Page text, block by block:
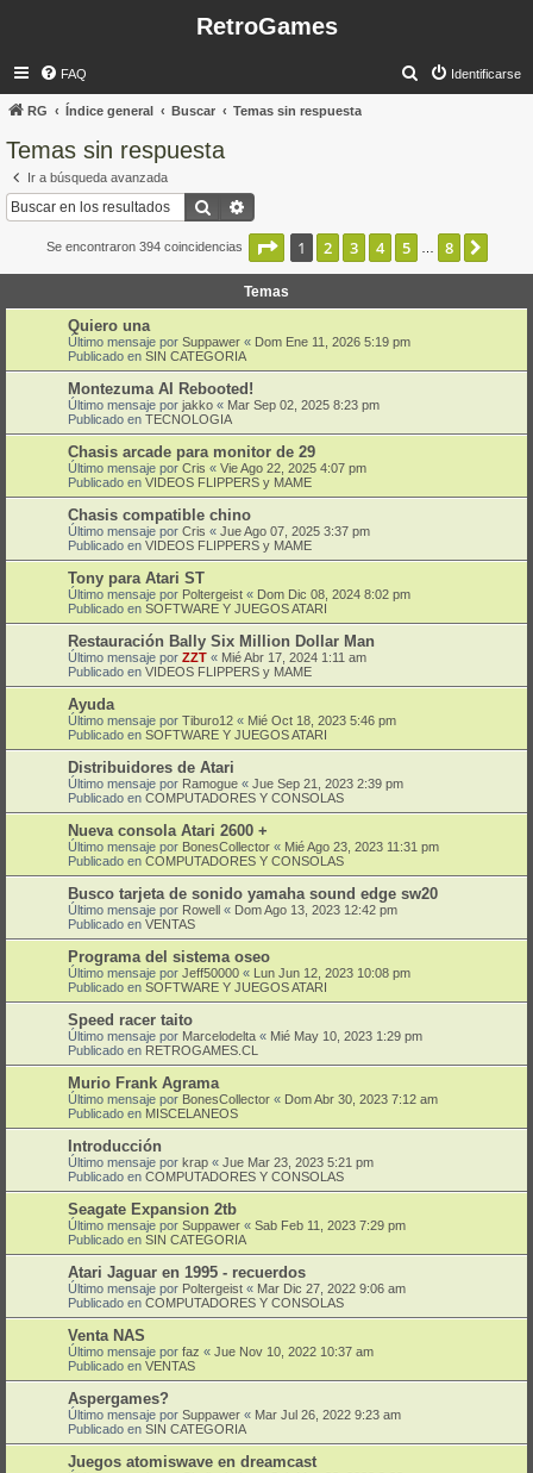
RetroGames
FAQ Identificarse
RG Índice general Buscar Temas sin respuesta
Temas sin respuesta
Ir a búsqueda avanzada
Buscar
Se encontraron 394 coincidencias Página de
1 2 3 4 5 8
Temas
Quiero una
Último mensaje por Suppawer « Dom Ene 11, 2026 5:19 pm
Publicado en SIN CATEGORIA
Montezuma AI Rebooted!
Último mensaje por jakko « Mar Sep 02, 2025 8:23 pm
Publicado en TECNOLOGIA
Chasis arcade para monitor de 29
Último mensaje por Cris « Vie Ago 22, 2025 4:07 pm
Publicado en VIDEOS FLIPPERS y MAME
Chasis compatible chino
Último mensaje por Cris « Jue Ago 07, 2025 3:37 pm
Publicado en VIDEOS FLIPPERS y MAME
Tony para Atari ST
Último mensaje por Poltergeist « Dom Dic 08, 2024 8:02 pm
Publicado en SOFTWARE Y JUEGOS ATARI
Restauración Bally Six Million Dollar Man
Último mensaje por ZZT « Mié Abr 17, 2024 1:11 am
Publicado en VIDEOS FLIPPERS y MAME
Ayuda
Último mensaje por Tiburo12 « Mié Oct 18, 2023 5:46 pm
Publicado en SOFTWARE Y JUEGOS ATARI
Distribuidores de Atari
Último mensaje por Ramogue « Jue Sep 21, 2023 2:39 pm
Publicado en COMPUTADORES Y CONSOLAS
Nueva consola Atari 2600 +
Último mensaje por BonesCollector « Mié Ago 23, 2023 11:31 pm
Publicado en COMPUTADORES Y CONSOLAS
Busco tarjeta de sonido yamaha sound edge sw20
Último mensaje por Rowell « Dom Ago 13, 2023 12:42 pm
Publicado en VENTAS
Programa del sistema oseo
Último mensaje por Jeff50000 « Lun Jun 12, 2023 10:08 pm
Publicado en SOFTWARE Y JUEGOS ATARI
Speed racer taito
Último mensaje por Marcelodelta « Mié May 10, 2023 1:29 pm
Publicado en RETROGAMES.CL
Murio Frank Agrama
Último mensaje por BonesCollector « Dom Abr 30, 2023 7:12 am
Publicado en MISCELANEOS
Introducción
Último mensaje por krap « Jue Mar 23, 2023 5:21 pm
Publicado en COMPUTADORES Y CONSOLAS
Seagate Expansion 2tb
Último mensaje por Suppawer « Sab Feb 11, 2023 7:29 pm
Publicado en SIN CATEGORIA
Atari Jaguar en 1995 - recuerdos
Último mensaje por Poltergeist « Mar Dic 27, 2022 9:06 am
Publicado en COMPUTADORES Y CONSOLAS
Venta NAS
Último mensaje por faz « Jue Nov 10, 2022 10:37 am
Publicado en VENTAS
Aspergames?
Último mensaje por Suppawer « Mar Jul 26, 2022 9:23 am
Publicado en SIN CATEGORIA
Juegos atomiswave en dreamcast